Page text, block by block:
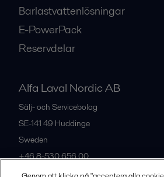
Barlastvattenlösningar
E-PowerPack
Reservdelar
Alfa Laval Nordic AB
Sälj- och Servicebolag
SE-141 49 Huddinge
Sweden
+46 8-530 656 00